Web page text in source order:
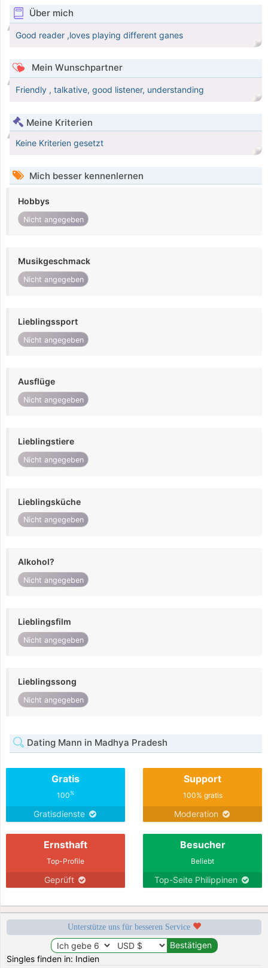
Über mich
Good reader ,loves playing different ganes
Mein Wunschpartner
Friendly , talkative, good listener, understanding
Meine Kriterien
Keine Kriterien gesetzt
Mich besser kennenlernen
Hobbys
Nicht angegeben
Musikgeschmack
Nicht angegeben
Lieblingssport
Nicht angegeben
Ausflüge
Nicht angegeben
Lieblingstiere
Nicht angegeben
Lieblingsküche
Nicht angegeben
Alkohol?
Nicht angegeben
Lieblingsfilm
Nicht angegeben
Lieblingssong
Nicht angegeben
Dating Mann in Madhya Pradesh
Gratis
100%
Gratisdienste
Support
100% gratis
Moderation
Ernsthaft
Top-Profile
Geprüft
Besucher
Beliebt
Top-Seite Philippinen
Unterstütze uns für besseren Service
Singles finden in: Indien